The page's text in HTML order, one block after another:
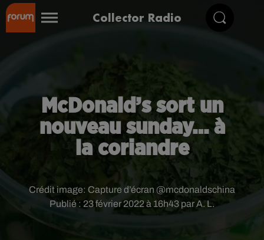
Collector Radio
McDonald’s sort un
nouveau sunday… à
la coriandre
Publié : 23 février 2022 à 16h43 par A. L.
Crédit image: Capture d’écran @mcdonaldschina